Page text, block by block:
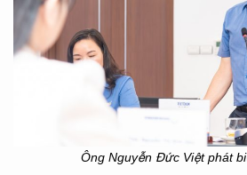
Ông Nguyễn Đức Việt phát